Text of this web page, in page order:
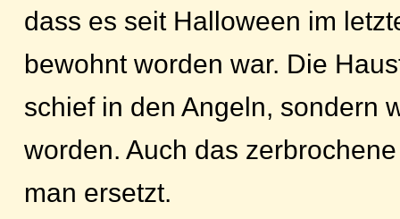
dass es seit Halloween im
bewohnt worden war. Die
schief in den Angeln, sondern
worden. Auch das
man ersetzt.